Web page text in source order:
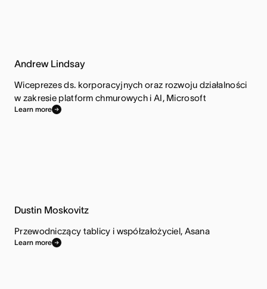
Andrew Lindsay
Wiceprezes ds. korporacyjnych oraz rozwoju działalności
w zakresie platform chmurowych i AI, Microsoft
Learn more
Dustin Moskovitz
Przewodniczący tablicy i współzałożyciel, Asana
Learn more